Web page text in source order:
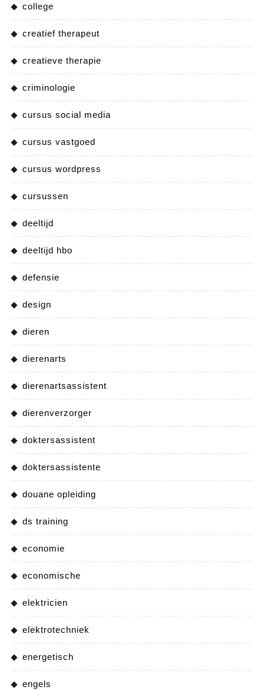
college
creatief therapeut
creatieve therapie
criminologie
cursus social media
cursus vastgoed
cursus wordpress
cursussen
deeltijd
deeltijd hbo
defensie
design
dieren
dierenarts
dierenartsassistent
dierenverzorger
doktersassistent
doktersassistente
douane opleiding
ds training
economie
economische
elektricien
elektrotechniek
energetisch
engels